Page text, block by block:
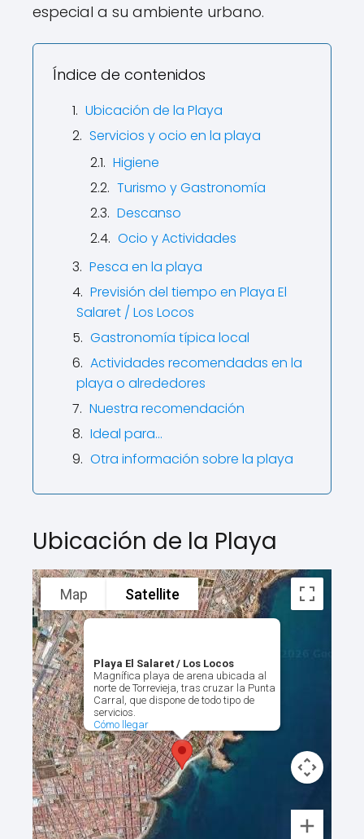
especial a su ambiente urbano.
Índice de contenidos
Ubicación de la Playa
Servicios y ocio en la playa
Higiene
Turismo y Gastronomía
Descanso
Ocio y Actividades
Pesca en la playa
Previsión del tiempo en Playa El
Salaret / Los Locos
Gastronomía típica local
Actividades recomendadas en la
playa o alrededores
Nuestra recomendación
Ideal para…
Otra información sobre la playa
Ubicación de la Playa
Playa El Salaret / Los Locos
Magnífica playa de arena ubicada al
norte de Torrevieja, tras cruzar la Punta
Carral, que dispone de todo tipo de
servicios.
Cómo llegar
Map Satellite